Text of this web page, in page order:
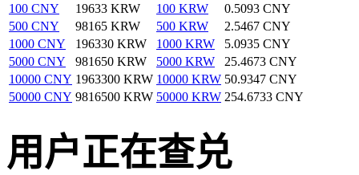
100 CNY
19633 KRW 100 KRW
0.5093 CNY
500 CNY
98165 KRW 500 KRW
2.5467 CNY
1000 CNY
196330 KRW 1000 KRW
5.0935 CNY
5000 CNY
981650 KRW 5000 KRW
25.4673 CNY
10000 CNY 1963300 KRW 10000 KRW 50.9347 CNY
50000 CNY 9816500 KRW 50000 KRW 254.6733 CNY
用户正在查兑